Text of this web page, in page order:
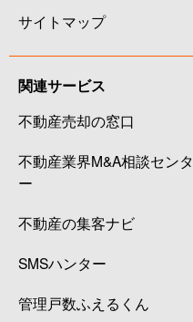
サイトマップ
関連サービス
不動産売却の窓口
不動産業界M&A相談センタ
ー
不動産の集客ナビ
SMSハンター
管理戸数ふえるくん